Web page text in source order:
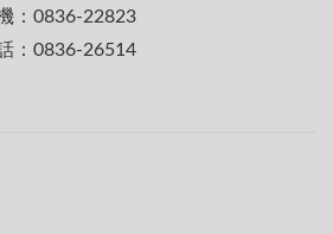
：0836-22823
：0836-26514